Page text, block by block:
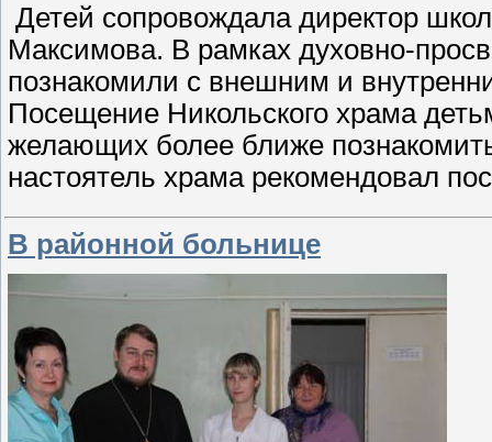
Детей сопровождала директор
Максимова. В рамках духовно-
познакомили с внешним и
Посещение Никольского храма
желающих более ближе
настоятель храма рекомендовал
В районной больнице